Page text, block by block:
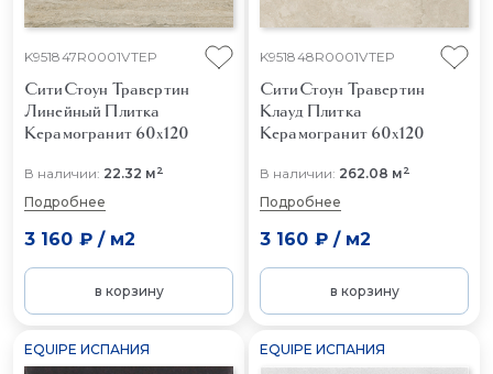
K951847R0001VTEP
СитиСтоун Травертин
Линейный Плитка
Керамогранит 60x120
В наличии: 22.32 м2
Подробнее
3 160 ₽/ м2
в корзину
K951848R0001VTEP
СитиСтоун Травертин
Клауд Плитка
Керамогранит 60x120
В наличии: 262.08 м2
Подробнее
3 160 ₽/ м2
в корзину
EQUIPE ИСПАНИЯ EQUIPE ИСПАНИЯ